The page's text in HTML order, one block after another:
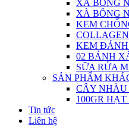
XÀ BÔNG
XÀ BÔNG
KEM
KEM
02 BÁNH
SỮA RỬA
SẢN PHẨM
CÂY NHÀU
100GR
Tin tức
Liên hệ